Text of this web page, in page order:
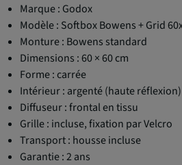
Marque : Godox
Modèle : Softbox Bowens + Grid
Monture : Bowens standard
Dimensions : 60 × 60 cm
Forme : carrée
Intérieur : argenté (haute réflexion)
Diffuseur : frontal en tissu
Grille : incluse, fixation par Velcro
Transport : housse incluse
Garantie : 2 ans